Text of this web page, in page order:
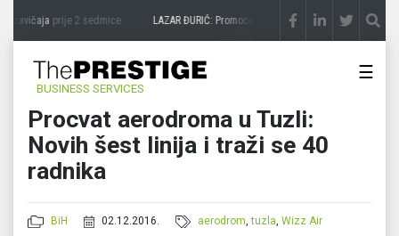
zavičajaprije 2 sedmice LAZAR ĐURIĆ: Promocija potencijal pretvara u destinaciju
BUSINESS SERVICES
☰
Procvat aerodroma u Tuzli:
Novih šest linija i traži se 40
radnika
BiH 02.12.2016. aerodrom,tuzla,Wizz Air